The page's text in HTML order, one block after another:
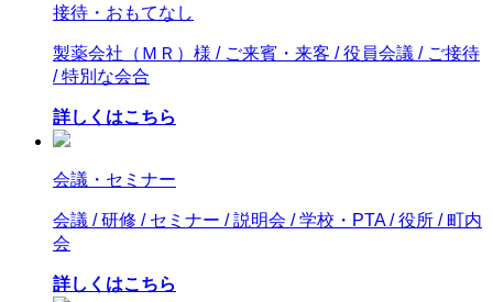
接待・おもてなし
製薬会社（ＭＲ）様 / ご来賓・来客 / 役員会議 / ご接待
/ 特別な会合
詳しくはこちら
会議・セミナー
会議 / 研修 / セミナー / 説明会 / 学校・PTA / 役所 / 町内
会
詳しくはこちら